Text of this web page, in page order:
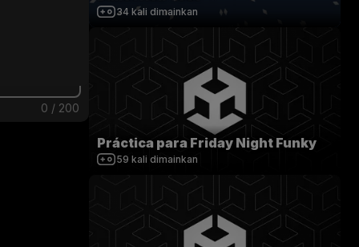
0 / 200
34 kali dimainkan
Práctica para Friday Night Funky
59 kali dimainkan